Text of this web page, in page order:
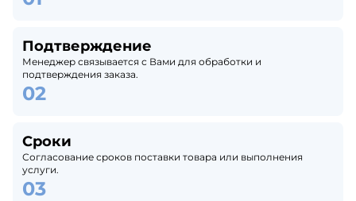
Подтверждение
Менеджер связывается с Вами для обработки и
подтверждения заказа.
Сроки
Согласование сроков поставки товара или выполнения
услуги.